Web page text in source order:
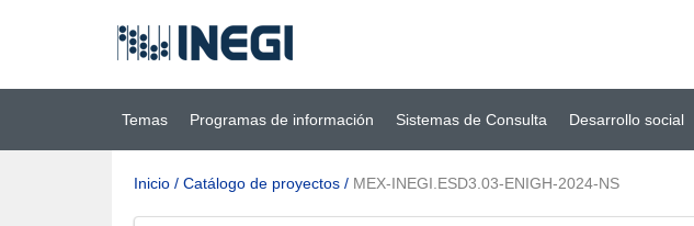
principal
(INEGI)
Temas Programas de información Sistemas de Consulta Desarrollo social
Inicio / Catálogo de proyectos / MEX-INEGI.ESD3.03-ENIGH-2024-NS